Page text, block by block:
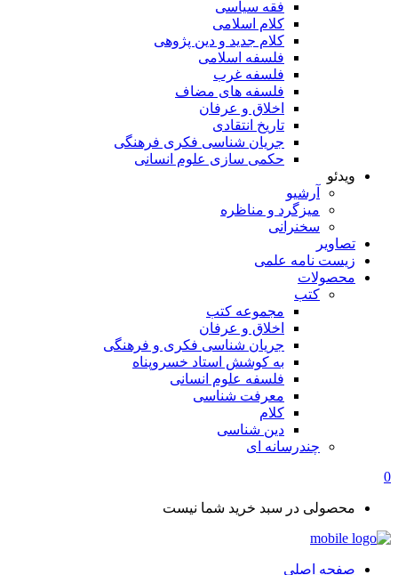
فقه سیاسی
کلام اسلامی
کلام جدید و دین پژوهی
فلسفه اسلامی
فلسفه غرب
فلسفه های مضاف
اخلاق و عرفان
تاریخ انتقادی
جریان شناسی فکری فرهنگی
حکمی سازی علوم انسانی
ویدئو
آرشیو
میزگرد و مناظره
سخنرانی
تصاویر
زیست نامه علمی
محصولات
کتب
مجموعه کتب
اخلاق و عرفان
جریان شناسی فکری و فرهنگی
به کوشش استاد خسروپناه
فلسفه علوم انسانی
معرفت شناسی
کلام
دین شناسی
چندرسانه ای
0
محصولی در سبد خرید شما نیست
صفحه اصلی